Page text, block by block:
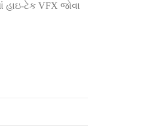
ટેક VFX જોવા